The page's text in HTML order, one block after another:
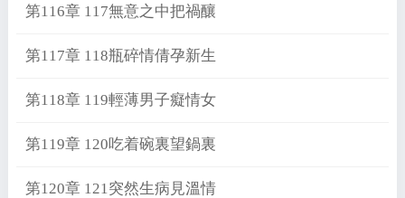
第116章 117無意之中把禍釀
第117章 118瓶碎情倩孕新生
第118章 119輕薄男子癡情女
第119章 120吃着碗裏望鍋裏
第120章 121突然生病見溫情